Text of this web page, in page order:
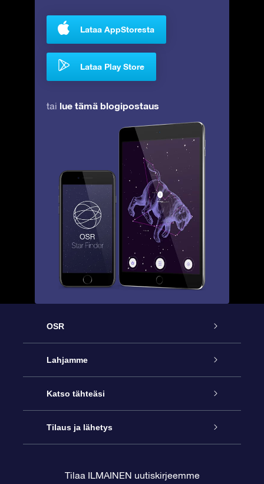
Lataa AppStoresta
Lataa Play Store
tai lue tämä blogipostaus
OSR
Palvelu
Ota meihin yhteyttä
Blogi
Lahjamme
Online Star -lahja
OSR-lahjapakkaus
Katso tähteäsi
Star Register
Tilaus ja lähetys
Tilaa ILMAINEN uutiskirjeemme